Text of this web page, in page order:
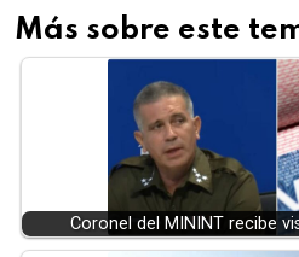
Más sobre este
Coronel del MININT recibe